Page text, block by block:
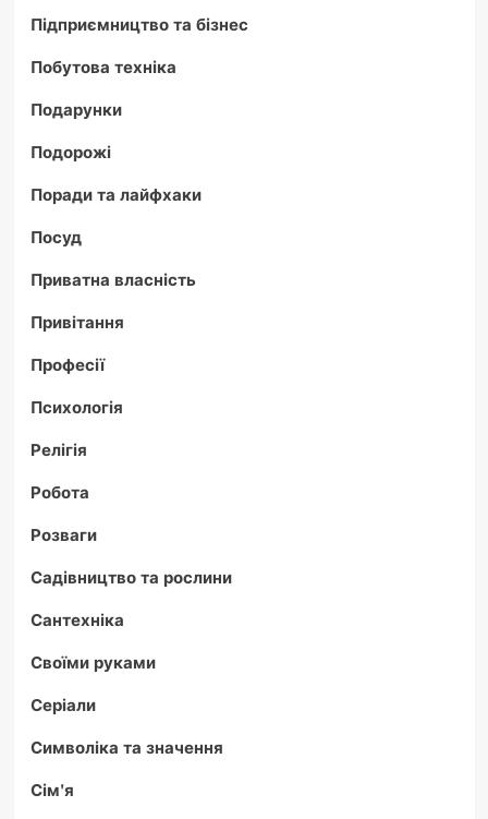
Підприємництво та бізнес
Побутова техніка
Подарунки
Подорожі
Поради та лайфхаки
Посуд
Приватна власність
Привітання
Професії
Психологія
Релігія
Робота
Розваги
Садівництво та рослини
Сантехніка
Своїми руками
Серіали
Символіка та значення
Сім'я